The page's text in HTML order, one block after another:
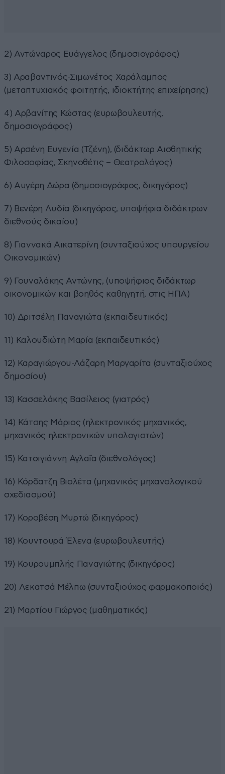
2) Αντώναρος Ευάγγελος (δημοσιογράφος)
3) Αραβαντινός-Σιμωνέτος Χαράλαμπος
(μεταπτυχιακός φοιτητής, ιδιοκτήτης επιχείρησης)
4) Αρβανίτης Κώστας (ευρωβουλευτής,
δημοσιογράφος)
5) Αρσένη Ευγενία (Τζένη), (διδάκτωρ Αισθητικής
Φιλοσοφίας, Σκηνοθέτις – Θεατρολόγος)
6) Αυγέρη Δώρα (δημοσιογράφος, δικηγόρος)
7) Βενέρη Λυδία (δικηγόρος, υποψήφια διδάκτρων
διεθνούς δικαίου)
8) Γιαννακά Αικατερίνη (συνταξιούχος υπουργείου
Οικονομικών)
9) Γουναλάκης Αντώνης, (υποψήφιος διδάκτωρ
οικονομικών και βοηθός καθηγητή, στις ΗΠΑ)
10) Δριτσέλη Παναγιώτα (εκπαιδευτικός)
11) Καλουδιώτη Μαρία (εκπαιδευτικός)
12) Καραγιώργου-Λάζαρη Μαργαρίτα (συνταξιούχος
δημοσίου)
13) Κασσελάκης Βασίλειος (γιατρός)
14) Κάτσης Μάριος (ηλεκτρονικός μηχανικός,
μηχανικός ηλεκτρονικών υπολογιστών)
15) Κατσιγιάννη Αγλαΐα (διεθνολόγος)
16) Κόρδατζη Βιολέτα (μηχανικός μηχανολογικού
σχεδιασμού)
17) Κοροβέση Μυρτώ (δικηγόρος)
18) Κουντουρά Έλενα (ευρωβουλευτής)
19) Κουρουμπλής Παναγιώτης (δικηγόρος)
20) Λεκατσά Μέλπω (συνταξιούχος φαρμακοποιός)
21) Μαρτίου Γιώργος (μαθηματικός)